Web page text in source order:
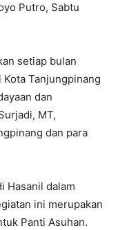
Putro, Sabtu
setiap bulan
Tanjungpinang
dan
MT,
dan para
Hasanil dalam
ini merupakan
Panti Asuhan.